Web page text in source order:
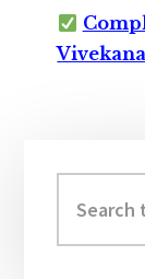
Sidebar
this
website